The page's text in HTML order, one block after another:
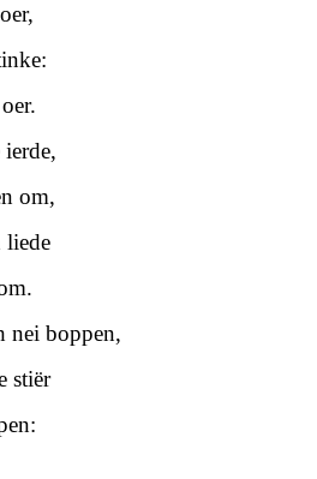
om,
liede
nei boppen,
stiër